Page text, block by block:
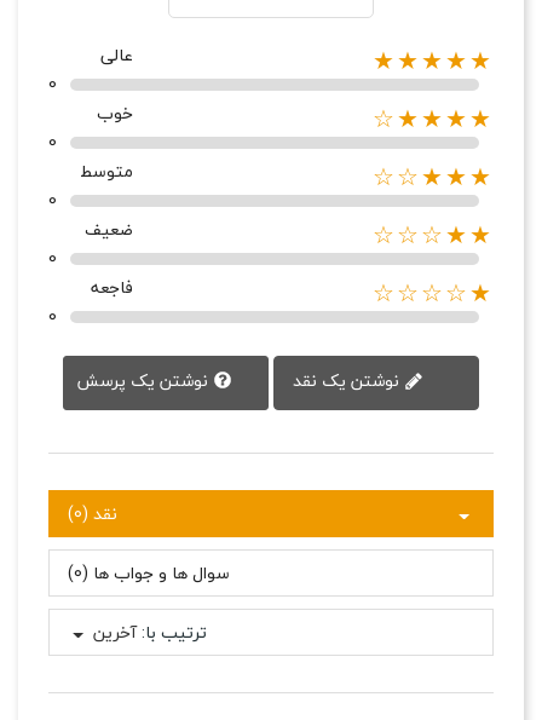
★★★★★
عالی
0
★★★★☆
خوب
0
★★★☆☆
متوسط
0
★★☆☆☆
ضعیف
0
★☆☆☆☆
فاجعه
0
نوشتن یک پرسش
نقد (0)
سوال ها و جواب ها (0)
ترتیب با:آخرین